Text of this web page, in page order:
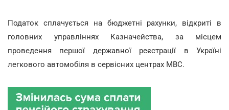
Податок сплачується на бюджетні рахунки, відкриті в
головних управліннях Казначейства, за місцем
проведення першої державної реєстрації в Україні
легкового автомобіля в сервісних центрах МВС.